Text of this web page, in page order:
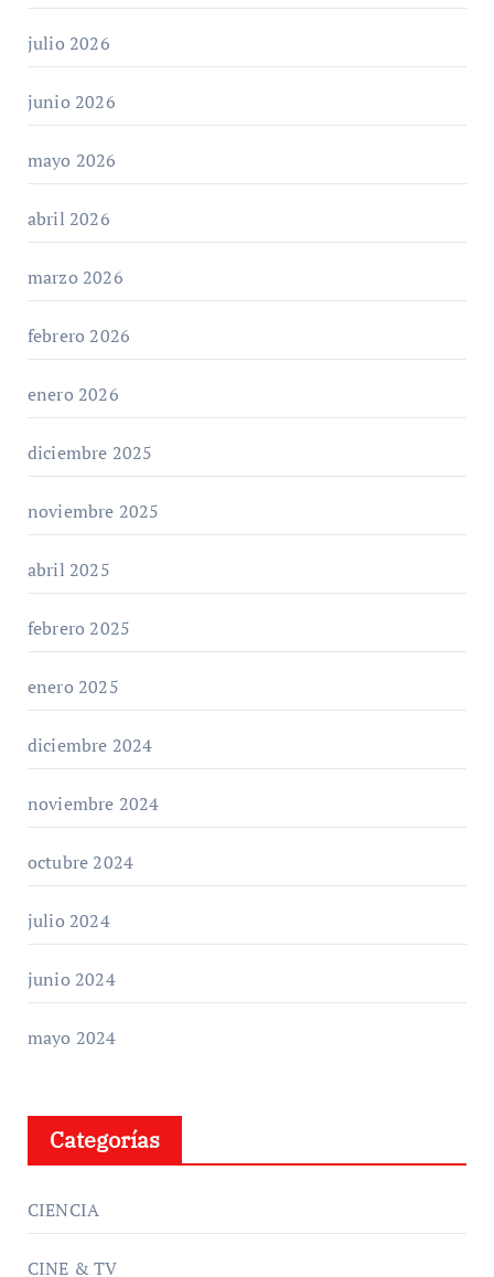
julio 2026
junio 2026
mayo 2026
abril 2026
marzo 2026
febrero 2026
enero 2026
diciembre 2025
noviembre 2025
abril 2025
febrero 2025
enero 2025
diciembre 2024
noviembre 2024
octubre 2024
julio 2024
junio 2024
mayo 2024
Categorías
CIENCIA
CINE & TV